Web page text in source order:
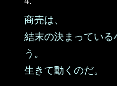
商売は、
結末の決まってい
う。
生きて動くのだ。